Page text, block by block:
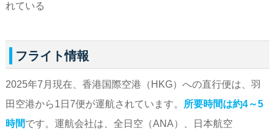
れている
フライト情報
2025年7月現在、香港国際空港（HKG）への直行便は、羽
田空港から1日7便が運航されています。 所要時間は約4～5
時間です。運航会社は、全日空（ANA）、日本航空